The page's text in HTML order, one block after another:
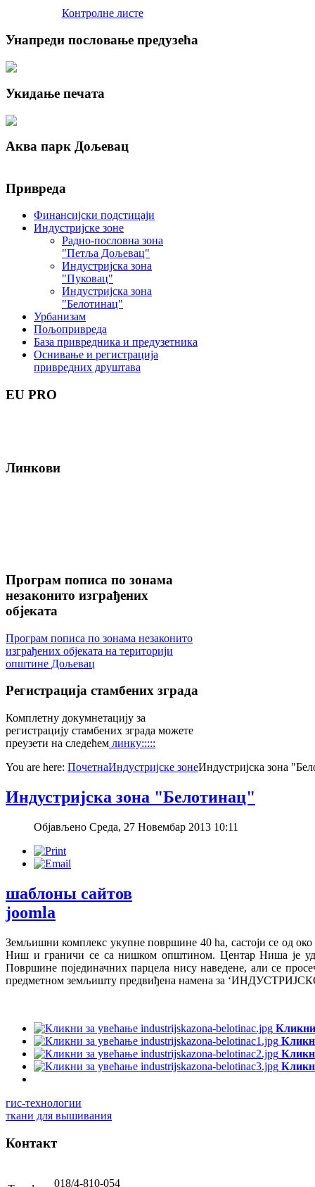
Контролне листе
Унапреди пословање предузећа
Укидање печата
Аква парк Дољевац
Привреда
Финансијски подстицаји
Индустријске зоне
Радно-пословна зона
"Петља Дољевац"
Индустријска зона
"Пуковац"
Индустријска зона
"Белотинац"
Урбанизам
Пољопривреда
База привредника и предузетника
Оснивање и регистрација
привредних друштава
EU PRO
Линкови
Програм пописа по зонама
незаконито изграђених
објеката
Програм пописа по зонама незаконито
изграђених објеката на територији
општине Дољевац
Регистрација стамбених зграда
Комплетну докумнетацију за
регистрацију стамбених зграда можете
преузети на следећем линку:::::
You are here: ПочетнаИндустријске зонеИндустријска зона
Индустријска зона "Белотинац"
Објављено Среда, 27 Новембар 2013 10:11
шаблоны сайтов
joomla
Земљишни комплекс укупне површине 40 ha, састоји се од око
Ниш и граничи се са нишком општином. Центар Ниша је
Површине појединачних парцела нису наведене, али се
предметном земљишту предвиђена намена за
гис-технологии
ткани для вышивания
Контакт
018/4-810-054